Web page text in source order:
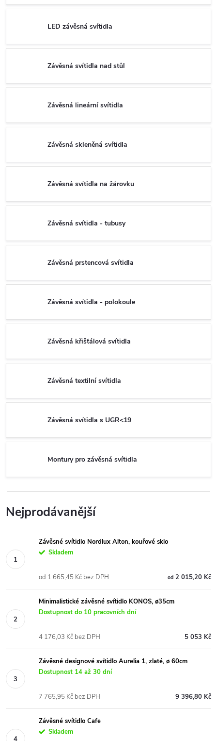
LED závěsná svítidla
Závěsná svítidla nad stůl
Závěsná lineární svítidla
Závěsná skleněná svítidla
Závěsná svítidla na žárovku
Závěsná svítidla - tubusy
Závěsná prstencová svítidla
Závěsná svítidla - polokoule
Závěsná křišťálová svítidla
Závěsná textilní svítidla
Závěsná svítidla s UGR<19
Montury pro závěsná svítidla
Nejprodávanější
Závěsné svítidlo Nordlux Alton, kouřové sklo
Skladem
od2 015,20 Kč
od 1 665,45 Kč bez DPH
Minimalistické závěsné svítidlo KONOS, ø35cm
Dostupnost do 10 pracovních dní
5 053 Kč
4 176,03 Kč bez DPH
Závěsné designové svítidlo Aurelia 1, zlaté, ø 60cm
Dostupnost 14 až 30 dní
9 396,80 Kč
7 765,95 Kč bez DPH
Závěsné svítidlo Cafe
Skladem